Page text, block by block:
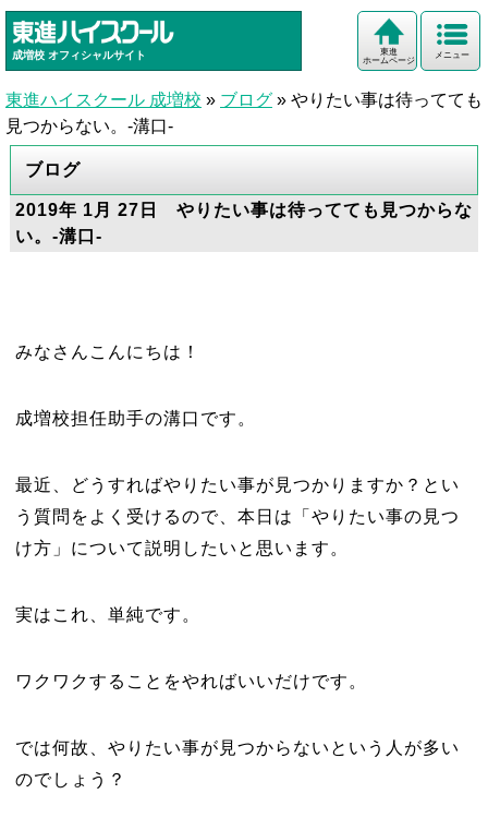
成増校 オフィシャルサイト メニュー
東進
ホームページ
東進ハイスクール 成増校 » ブログ » やりたい事は待ってても
見つからない。-溝口-
ブログ
2019年 1月 27日 やりたい事は待ってても見つからな
い。-溝口-
みなさんこんにちは！
成増校担任助手の溝口です。
最近、どうすればやりたい事が見つかりますか？とい
う質問をよく受けるので、本日は「やりたい事の見つ
け方」について説明したいと思います。
実はこれ、単純です。
ワクワクすることをやればいいだけです。
では何故、やりたい事が見つからないという人が多い
のでしょう？